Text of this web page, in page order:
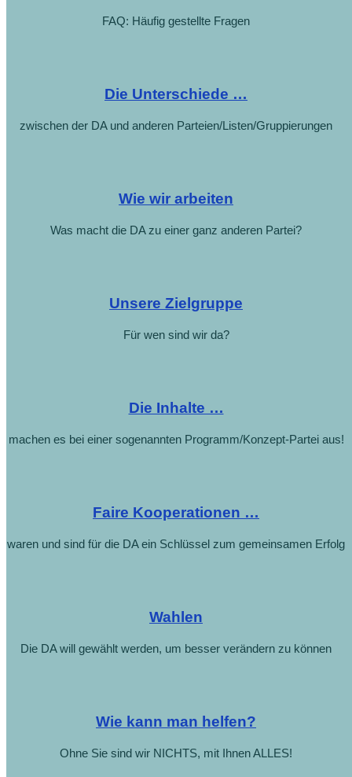
FAQ: Häufig gestellte Fragen
Die Unterschiede …
zwischen der DA und anderen Parteien/Listen/Gruppierungen
Wie wir arbeiten
Was macht die DA zu einer ganz anderen Partei?
Unsere Zielgruppe
Für wen sind wir da?
Die Inhalte …
machen es bei einer sogenannten Programm/Konzept-Partei aus!
Faire Kooperationen …
waren und sind für die DA ein Schlüssel zum gemeinsamen Erfolg
Wahlen
Die DA will gewählt werden, um besser verändern zu können
Wie kann man helfen?
Ohne Sie sind wir NICHTS, mit Ihnen ALLES!